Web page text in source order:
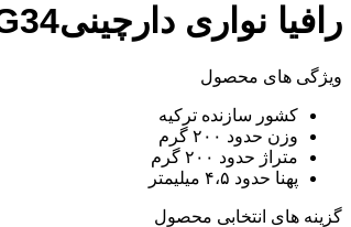
رافیا نواری دارچینیG34
ویژگی های محصول
کشور سازنده ترکیه
وزن حدود ۲۰۰ گرم
متراژ حدود ۲۰۰ گرم
پهنا حدود ۴،۵ میلیمتر
گزینه های انتخابی محصول